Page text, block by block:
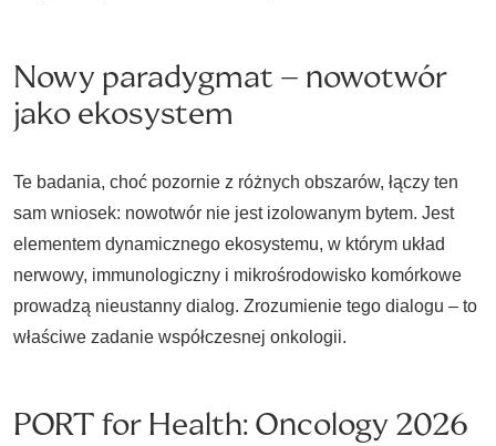
Nowy paradygmat – nowotwór
jako ekosystem
Te badania, choć pozornie z różnych obszarów, łączy ten
sam wniosek: nowotwór nie jest izolowanym bytem. Jest
elementem dynamicznego ekosystemu, w którym układ
nerwowy, immunologiczny i mikrośrodowisko komórkowe
prowadzą nieustanny dialog. Zrozumienie tego dialogu – to
właściwe zadanie współczesnej onkologii.
PORT for Health: Oncology 2026